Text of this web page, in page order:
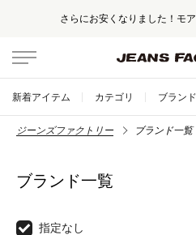
さらにお安くなりました！モ
新着アイテム カテゴリ ブランド
ジーンズファクトリー ブランド一覧
ブランド一覧
指定なし